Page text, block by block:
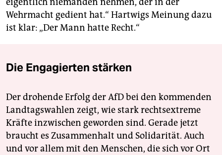
Wehrmacht gedient hat.“ Hartwigs Meinung dazu
ist klar: „Der Mann hatte Recht.“
Die Engagierten stärken
Der drohende Erfolg der AfD bei den kommenden
Landtagswahlen zeigt, wie stark rechtsextreme
Kräfte inzwischen geworden sind. Gerade jetzt
braucht es Zusammenhalt und Solidarität. Auch
und vor allem mit den Menschen, die sich vor Ort